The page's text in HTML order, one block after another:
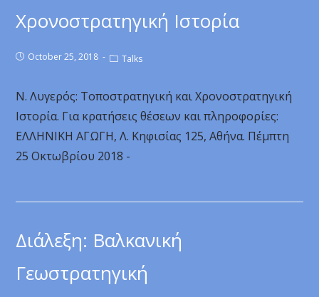
Χρονοστρατηγική Ιστορία
October 25, 2018 Talks
Ν. Λυγερός: Τοποστρατηγική και Χρονοστρατηγική
Ιστορία. Για κρατήσεις θέσεων και πληροφορίες:
ΕΛΛΗΝΙΚΗ ΑΓΩΓΗ, Λ. Κηφισίας 125, Αθήνα. Πέμπτη
25 Οκτωβρίου 2018 -
Διάλεξη: Βαλκανική
Γεωστρατηγική